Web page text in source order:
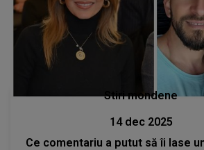
Stiri mondene
14 dec 2025
Ce comentariu a putut să îi lase